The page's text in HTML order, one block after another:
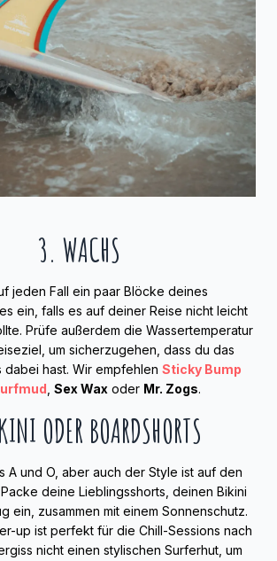
3. WACHS
jeden Fall ein paar Blöcke deines
ein, falls es auf deiner Reise nicht leicht
Prüfe außerdem die Wassertemperatur
um sicherzugehen, dass du das
dabei hast. Wir empfehlen Sticky Bump
Sex Wax oder Mr. Zogs.
ODER BOARDSHORTS
A und O, aber auch der Style ist auf den
deine Lieblingsshorts, deinen Bikini
ein, zusammen mit einem Sonnenschutz.
up ist perfekt für die Chill-Sessions nach
nicht einen stylischen Surferhut, um